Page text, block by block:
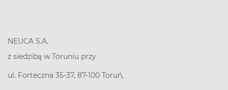
NEUCA S.A.
z siedzibą w Toruniu przy
ul. Forteczna 35-37, 87-100 Toruń,